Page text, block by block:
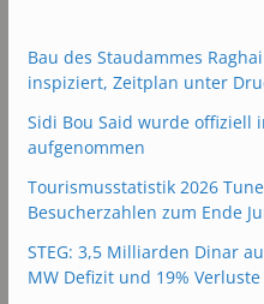
Bau des Staudammes
inspiziert, Zeitplan unter
Sidi Bou Said wurde offiziell
aufgenommen
Tourismusstatistik 2026
Besucherzahlen zum Ende
STEG: 3,5 Milliarden Dinar
MW Defizit und 19% Verluste